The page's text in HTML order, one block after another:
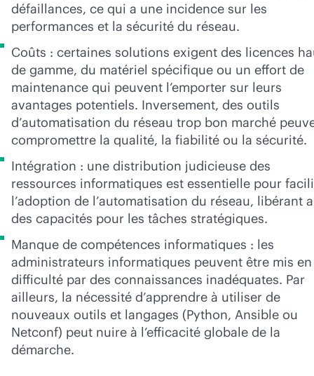
défaillances, ce qui a une incidence sur les
performances et la sécurité du réseau.
Coûts : certaines solutions exigent des licences
de gamme, du matériel spécifique ou un effort de
maintenance qui peuvent l’emporter sur leurs
avantages potentiels. Inversement, des outils
d’automatisation du réseau trop bon marché
compromettre la qualité, la fiabilité ou la sécurité.
Intégration : une distribution judicieuse des
ressources informatiques est essentielle pour
l’adoption de l’automatisation du réseau, libérant
des capacités pour les tâches stratégiques.
Manque de compétences informatiques : les
administrateurs informatiques peuvent être mis en
difficulté par des connaissances inadéquates. Par
ailleurs, la nécessité d’apprendre à utiliser de
nouveaux outils et langages (Python, Ansible ou
Netconf) peut nuire à l’efficacité globale de la
démarche.